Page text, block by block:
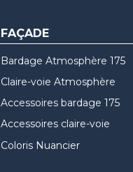
FAÇADE
Bardage Atmosphère 175
Claire-voie Atmosphère
Accessoires bardage 175
Accessoires claire-voie
Coloris Nuancier